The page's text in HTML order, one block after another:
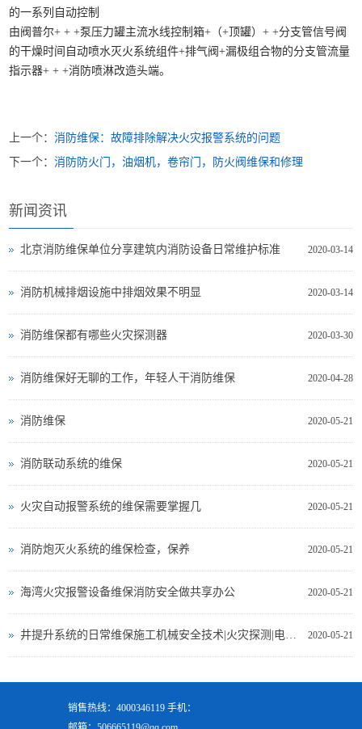
的一系列自动控制
由阀普尔+ + +泵压力罐主流水线控制箱+（+顶罐）+ +分支管信号阀
的干燥时间自动喷水灭火系统组件+排气阀+漏极组合物的分支管流量
指示器+ + +消防喷淋改造头端。
上一个：消防维保：故障排除解决火灾报警系统的问题
下一个：消防防火门，油烟机，卷帘门，防火阀维保和修理
新闻资讯
2020-03-14
北京消防维保单位分享建筑内消防设备日常维护标准
2020-03-14
消防机械排烟设施中排烟效果不明显
2020-03-30
消防维保都有哪些火灾探测器
2020-04-28
消防维保好无聊的工作，年轻人干消防维保
2020-05-21
消防维保
2020-05-21
消防联动系统的维保
2020-05-21
火灾自动报警系统的维保需要掌握几
2020-05-21
消防炮灭火系统的维保检查，保养
2020-05-21
海湾火灾报警设备维保消防安全做共享办公
2020-05-21
井提升系统的日常维保施工机械安全技术|火灾探测|电气测试
销售热线：4000346119 手机：